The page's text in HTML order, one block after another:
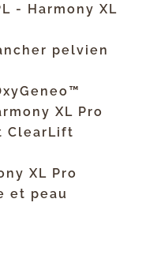
- Harmony XL
pelvien
XL Pro
ClearLift
XL Pro
et peau